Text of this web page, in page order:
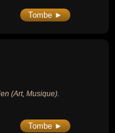
Tombe ►
(Art, Musique).
Tombe ►